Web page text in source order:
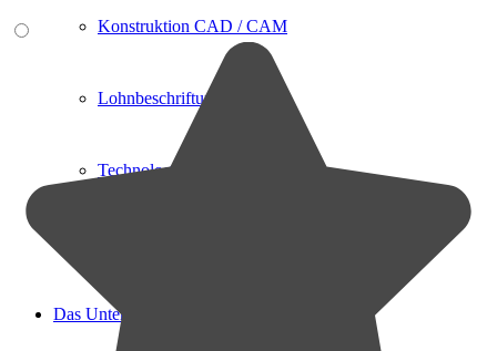
Konstruktion CAD / CAM
Lohnbeschriftung
Technologietransfer
Das Unternehmen